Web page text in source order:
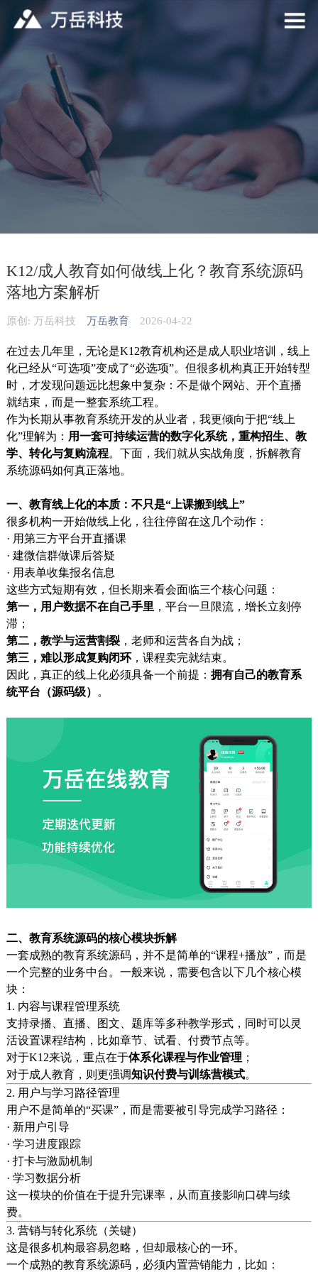
K12/成人教育如何做线上化？教育系统源码
落地方案解析
原创: 万岳科技 万岳教育2026-04-22
在过去几年里，无论是K12教育机构还是成人职业培训，线上
化已经从“可选项”变成了“必选项”。但很多机构真正开始转型
时，才发现问题远比想象中复杂：不是做个网站、开个直播
就结束，而是一整套系统工程。
作为长期从事教育系统开发的从业者，我更倾向于把“线上
化”理解为： 用一套可持续运营的数字化系统，重构招生、教
学、转化与复购流程。下面，我们就从实战角度，拆解教育
系统源码如何真正落地。
一、教育线上化的本质：不只是“上课搬到线上”
很多机构一开始做线上化，往往停留在这几个动作：
· 用第三方平台开直播课
· 建微信群做课后答疑
· 用表单收集报名信息
这些方式短期有效，但长期来看会面临三个核心问题：
第一，用户数据不在自己手里，平台一旦限流，增长立刻停
滞；
第二，教学与运营割裂，老师和运营各自为战；
第三，难以形成复购闭环，课程卖完就结束。
因此，真正的线上化必须具备一个前提： 拥有自己的教育系
统平台（源码级） 。
二、教育系统源码的核心模块拆解
一套成熟的教育系统源码，并不是简单的“课程+播放”，而是
一个完整的业务中台。一般来说，需要包含以下几个核心模
块：
1. 内容与课程管理系统
支持录播、直播、图文、题库等多种教学形式，同时可以灵
活设置课程结构，比如章节、试看、付费节点等。
对于K12来说，重点在于体系化课程与作业管理 ；
对于成人教育，则更强调知识付费与训练营模式。
2. 用户与学习路径管理
用户不是简单的“买课”，而是需要被引导完成学习路径：
· 新用户引导
· 学习进度跟踪
· 打卡与激励机制
· 学习数据分析
这一模块的价值在于提升完课率，从而直接影响口碑与续
费。
3. 营销与转化系统（关键）
这是很多机构最容易忽略，但却最核心的一环。
一个成熟的教育系统源码，必须内置营销能力，比如：